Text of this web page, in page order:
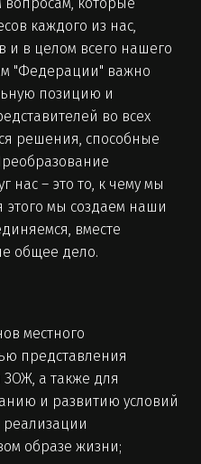
которые
каждого из нас,
и в целом всего нашего
"Федерации" важно
позицию и
во всех
решения, способные
нас – это то, к чему мы
этого мы создаем наши
вместе
общее дело.
местного
представления
а также для
и развитию условий
реализации
образе жизни;